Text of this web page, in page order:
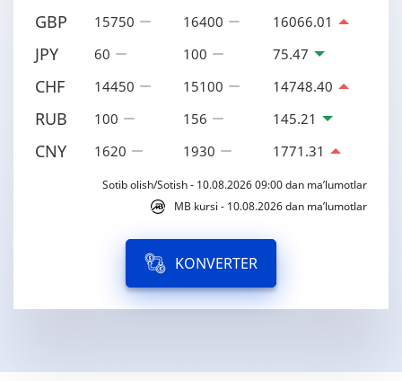
GBP 15750 16400 16066.01
JPY 60 100 75.47
CHF 14450 15100 14748.40
RUB 100 156 145.21
CNY 1620 1930 1771.31
Sotib olish/Sotish - 10.08.2026 09:00 dan ma’lumotlar
MB kursi - 10.08.2026 dan ma’lumotlar
KONVERTER